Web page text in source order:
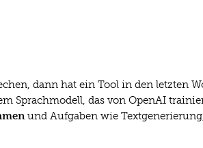
dann hat ein Tool in den letzten
Sprachmodell, das von OpenAI
und Aufgaben wie